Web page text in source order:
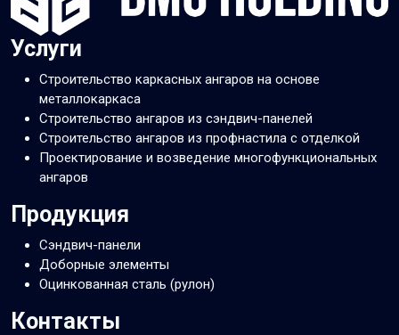
Услуги
Строительство каркасных ангаров на основе
металлокаркаса
Строительство ангаров из сэндвич-панелей
Строительство ангаров из профнастила с отделкой
Проектирование и возведение многофункциональных
ангаров
Продукция
Сэндвич-панели
Доборные элементы
Оцинкованная сталь (рулон)
Контакты